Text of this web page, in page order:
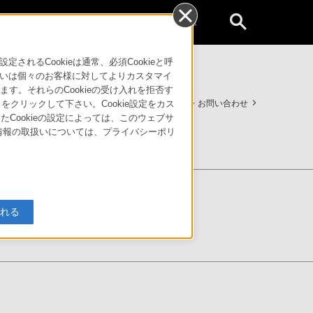
個人のお客様
サポート・お問い合わせ
定されるCookieは通常、必須Cookieと呼
は個々のお客様に対してよりカスタマイ
す。それらのCookieの受け入れを拒否す
クリックして下さい。Cookie設定をカス
Cookieの設定によっては、このウェブサ
の取扱いについては、プライバシーポリ
る